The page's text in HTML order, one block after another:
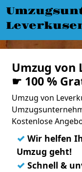
Umzug von
☛ 100 %
Umzug von
Kostenlose
✓ Wir helfen
Umzug geht!
✓ Schnell &